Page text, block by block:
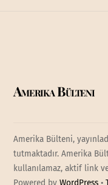
Amerika Bülteni
Amerika Bülteni,
tutmaktadır. Amerika
kullanılamaz, aktif link